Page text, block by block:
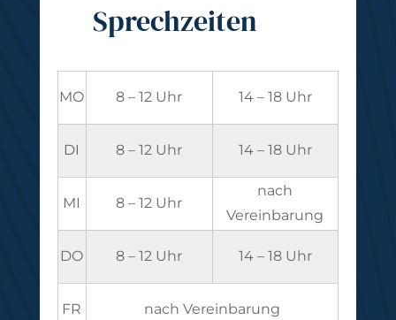
Sprechzeiten
MO 8 – 12 Uhr 14 – 18 Uhr
DI 8 – 12 Uhr 14 – 18 Uhr
MI 8 – 12 Uhr
nach
Vereinbarung
DO 8 – 12 Uhr 14 – 18 Uhr
FR nach Vereinbarung